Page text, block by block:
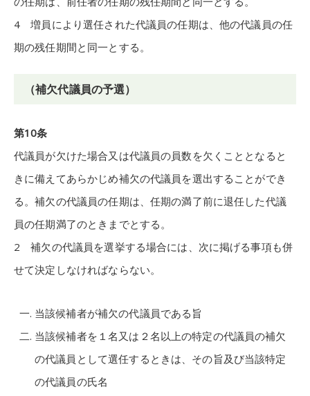
4 増員により選任された代議員の任期は、他の代議員の任
期の残任期間と同一とする。
（補欠代議員の予選）
第10条
代議員が欠けた場合又は代議員の員数を欠くこととなると
きに備えてあらかじめ補欠の代議員を選出することができ
る。補欠の代議員の任期は、任期の満了前に退任した代議
員の任期満了のときまでとする。
2 補欠の代議員を選挙する場合には、次に掲げる事項も併
せて決定しなければならない。
当該候補者が補欠の代議員である旨
当該候補者を１名又は２名以上の特定の代議員の補欠
の代議員として選任するときは、その旨及び当該特定
の代議員の氏名